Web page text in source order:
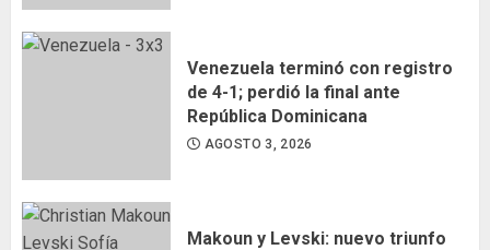
Venezuela terminó con registro
de 4-1; perdió la final ante
República Dominicana
AGOSTO 3, 2026
Makoun y Levski: nuevo triunfo